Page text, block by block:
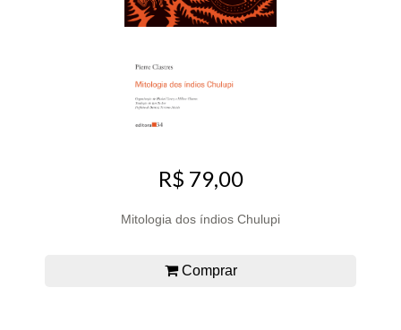
R$ 79,00
Mitologia dos índios Chulupi
Comprar